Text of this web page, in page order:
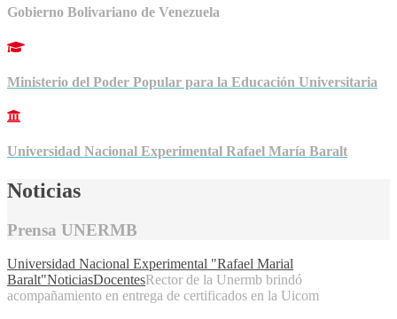
Gobierno Bolivariano de Venezuela
Ministerio del Poder Popular para la Educación Universitaria
Universidad Nacional Experimental Rafael María Baralt
Noticias
Prensa UNERMB
Universidad Nacional Experimental "Rafael Marial
Baralt"NoticiasDocentesRector de la Unermb brindó
acompañamiento en entrega de certificados en la Uicom